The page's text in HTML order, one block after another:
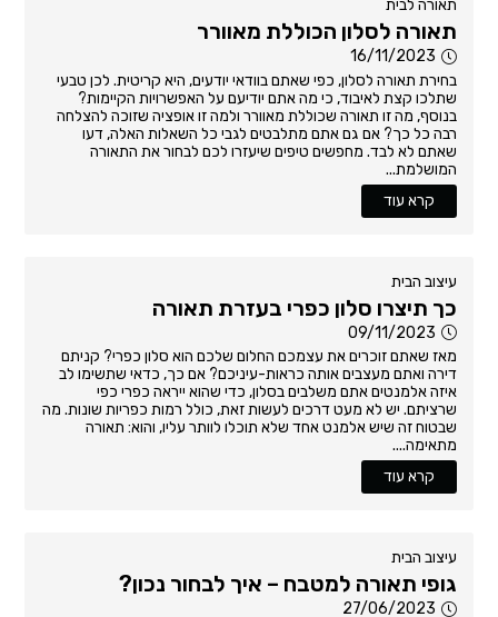
תאורה לבית
תאורה לסלון הכוללת מאוורר
16/11/2023
בחירת תאורה לסלון, כפי שאתם בוודאי יודעים, היא קריטית. לכן טבעי
שתלכו קצת לאיבוד, כי מה אתם יודיעם על האפשרויות הקיימות?
בנוסף, מה זו תאורה שכוללת מאוורר ולמה זו אופציה שזוכה להצלחה
רבה כל כך? אם גם אתם מתלבטים לגבי כל השאלות האלה, דעו
שאתם לא לבד. מחפשים טיפים שיעזרו לכם לבחור את התאורה
המושלמת...
קרא עוד
עיצוב הבית
כך תיצרו סלון כפרי בעזרת תאורה
09/11/2023
מאז שאתם זוכרים את עצמכם החלום שלכם הוא סלון כפרי? קניתם
דירה ואתם מעצבים אותה כראות-עיניכם? אם כך, כדאי שתשימו לב
איזה אלמנטים אתם משלבים בסלון, כדי שהוא ייראה כפרי כפי
שרציתם. יש לא מעט דרכים לעשות זאת, כולל רמות כפריות שונות. מה
שבטוח זה שיש אלמנט אחד שלא תוכלו לוותר עליו, והוא: תאורה
מתאימה....
קרא עוד
עיצוב הבית
גופי תאורה למטבח – איך לבחור נכון?
27/06/2023